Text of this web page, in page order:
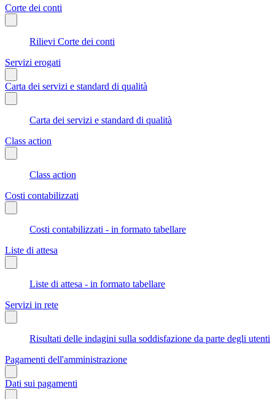
Corte dei conti
Rilievi Corte dei conti
Servizi erogati
Carta dei servizi e standard di qualità
Carta dei servizi e standard di qualità
Class action
Class action
Costi contabilizzati
Costi contabilizzati - in formato tabellare
Liste di attesa
Liste di attesa - in formato tabellare
Servizi in rete
Risultati delle indagini sulla soddisfazione da parte degli utenti
Pagamenti dell'amministrazione
Dati sui pagamenti